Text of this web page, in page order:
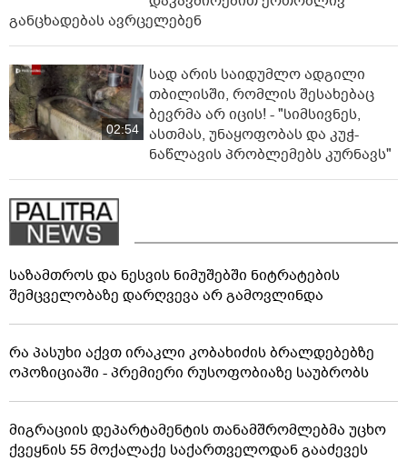
განცხადებას ავრცელებენ
02:54
სად არის საიდუმლო ადგილი
თბილისში, რომლის შესახებაც
ბევრმა არ იცის! - "სიმსივნეს,
ასთმას, უნაყოფობას და კუჭ-
ნაწლავის პრობლემებს კურნავს"
საზამთროს და ნესვის ნიმუშებში ნიტრატების
შემცველობაზე დარღვევა არ გამოვლინდა
რა პასუხი აქვთ ირაკლი კობახიძის ბრალდებებზე
ოპოზიციაში - პრემიერი რუსოფობიაზე საუბრობს
მიგრაციის დეპარტამენტის თანამშრომლებმა უცხო
ქვეყნის 55 მოქალაქე საქართველოდან გააძევეს